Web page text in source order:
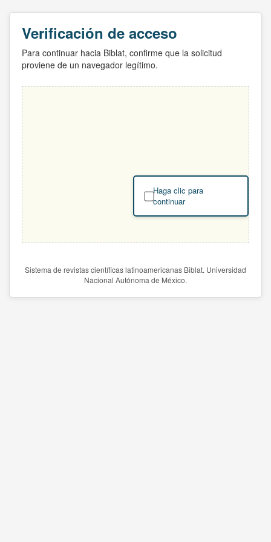
Verificación de acceso
Para continuar hacia Biblat, confirme que la solicitud
proviene de un navegador legítimo.
Haga clic para
continuar
Sistema de revistas científicas latinoamericanas Biblat. Universidad
Nacional Autónoma de México.